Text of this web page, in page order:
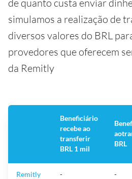
de quanto custa enviar
simulamos a realização de
diversos valores do BRL
provedores que oferecem
da Remitly
Beneficiário
recebe ao
transferir
BRL 1 mil
ao
BRL
Remitly - -